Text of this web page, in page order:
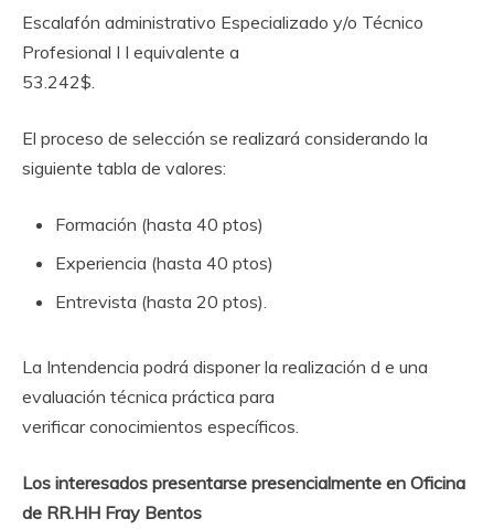
Escalafón administrativo Especializado y/o Técnico
Profesional I I equivalente a
53.242$.
El proceso de selección se realizará considerando la
siguiente tabla de valores:
Formación (hasta 40 ptos)
Experiencia (hasta 40 ptos)
Entrevista (hasta 20 ptos).
La Intendencia podrá disponer la realización d e una
evaluación técnica práctica para
verificar conocimientos específicos.
Los interesados presentarse presencialmente en Oficina
de RR.HH Fray Bentos